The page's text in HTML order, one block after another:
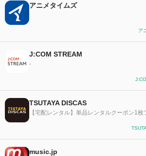
アニメタイムズ
ア
J:COM STREAM
-
TSUTAYA DISCAS
【宅配レンタル】単品レンタルクーポン1枚
music.jp